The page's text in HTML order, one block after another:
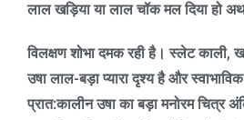
लाल खड़िया या लाल चॉक मल दिया हो
विलक्षण शोभा दमक रही है। स्लेट काली,
उषा लाल-बड़ा प्यारा दृश्य है और
प्रात:कालीन उषा का बड़ा मनोरम चित्र